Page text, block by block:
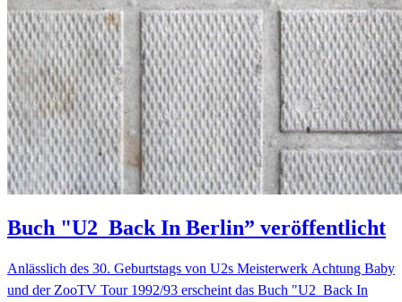
Buch "U2_Back In Berlin” veröffentlicht
Anlässlich des 30. Geburtstags von U2s Meisterwerk Achtung Baby
und der ZooTV Tour 1992/93 erscheint das Buch "U2_Back In